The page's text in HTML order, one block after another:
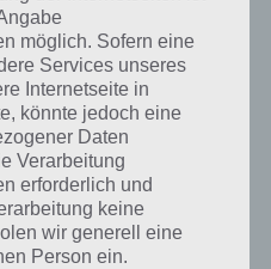
findest!
zu 94%
inunsere
zur App! Dort
Suche
und
möglich. Sofern eine
Services unseres
Internetseite in
könnte jedoch eine
Daten
Verarbeitung
erforderlich und
keine
wir generell eine
Person ein.